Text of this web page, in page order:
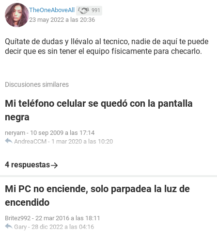
TheOneAboveAll 991
23 may 2022 a las 20:36
Quítate de dudas y llévalo al tecnico, nadie de aquí te puede
decir que es sin tener el equipo físicamente para checarlo.
Discusiones similares
Mi teléfono celular se quedó con la pantalla
negra
neryam - 10 sep 2009 a las 17:14
AndreaCCM - 1 mar 2020 a las 10:20
4 respuestas
Mi PC no enciende, solo parpadea la luz de
encendido
Britez992 - 22 mar 2016 a las 18:11
Gary - 28 dic 2022 a las 04:16